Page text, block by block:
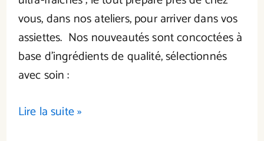
vous, dans nos ateliers, pour arriver dans vos
assiettes. Nos nouveautés sont concoctées à
base d’ingrédients de qualité, sélectionnés
avec soin :
Lire la suite »